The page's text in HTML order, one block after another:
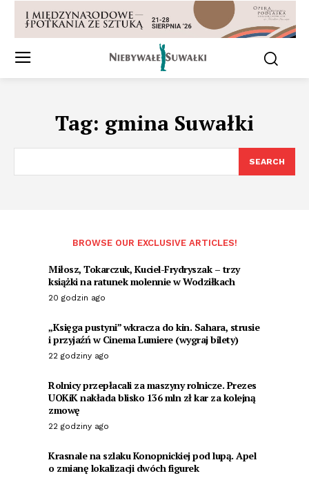
Tag: gmina Suwałki
SEARCH
BROWSE OUR EXCLUSIVE ARTICLES!
Miłosz, Tokarczuk, Kuciel-Frydryszak – trzy
książki na ratunek molennie w Wodziłkach
20 godzin ago
„Księga pustyni” wkracza do kin. Sahara, strusie
i przyjaźń w Cinema Lumiere (wygraj bilety)
22 godziny ago
Rolnicy przepłacali za maszyny rolnicze. Prezes
UOKiK nakłada blisko 136 mln zł kar za kolejną
zmowę
22 godziny ago
Krasnale na szlaku Konopnickiej pod lupą. Apel
o zmianę lokalizacji dwóch figurek